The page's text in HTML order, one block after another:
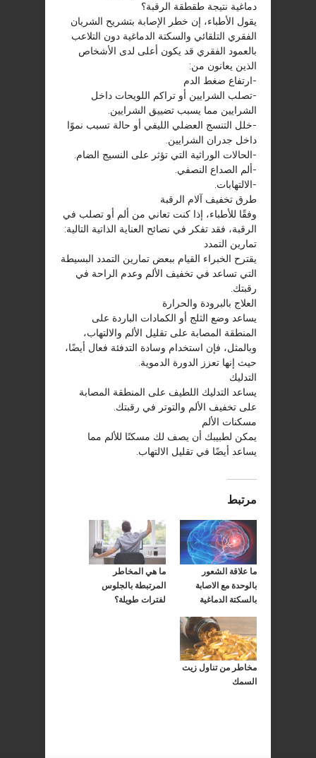
دماغية نتيجة طقطقة الرقبة؟
يقول الأطباء، إن خطر الإصابة بتشريح الشريان
الفقري التلقائي والسكتة الدماغية دون التلاعب
بالعمود الفقري قد يكون أعلى لدى الأشخاص
الذين يعانون من:
-ارتفاع ضغط الدم
-تصلب الشرايين أو تراكم اللويحات داخل
الشرايين مما يسبب تضييق الشرايين.
-خلل التنسج العضلي الليفي أو حالة تسبب نموًا
داخل جدران الشرايين.
-الحالات الوراثية التي تؤثر على النسيج الضام.
-ألم الصداع النصفي.
-الالتهابات.
طرق تخفيف آلام الرقبة
وفقًا للأطباء، إذا كنت تعاني من ألم أو تصلب في
الرقبة، فقد تفكر في نصائح العناية الذاتية التالية:
تمارين التمدد
يقترح الخبراء القيام ببعض تمارين التمدد البسيطة
التي تساعد في تخفيف الألم وعدم الراحة في
رقبتك.
العلاج بالبرودة والحرارة
يساعد وضع الثلج أو الكمادات الباردة على
المنطقة المصابة على تقليل الألم والالتهاب،
وبالمثل، فإن استخدام وسادة التدفئة فعال أيضًا،
حيث إنها تعزز الدورة الدموية.
التدليك
يساعد التدليك اللطيف على المنطقة المصابة
على تخفيف الألم والتوتر في رقبتك.
مسكنات الألم
يمكن لطبيبك أن يصف لك مسكنًا للألم مما
يساعد أيضًا في تقليل الالتهاب.
مرتبط
ما علاقة الشعور
بالوحدة مع الاصابة
بالسكتة الدماغية
ما هي المخاطر
المرتبطة بالجلوس
لفترات طويلة؟
مخاطر من تناول زيت
السمك